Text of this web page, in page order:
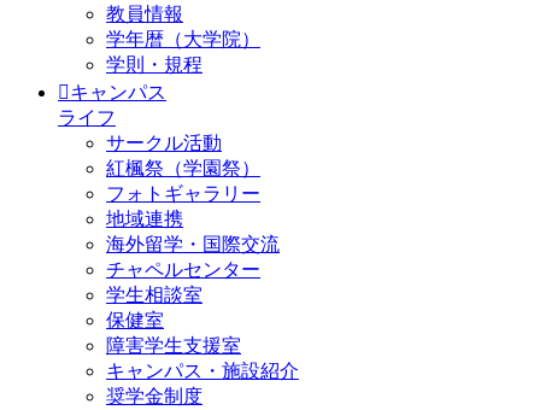
教員情報
学年暦（大学院）
学則・規程
キャンパス
ライフ
サークル活動
紅楓祭（学園祭）
フォトギャラリー
地域連携
海外留学・国際交流
チャペルセンター
学生相談室
保健室
障害学生支援室
キャンパス・施設紹介
奨学金制度